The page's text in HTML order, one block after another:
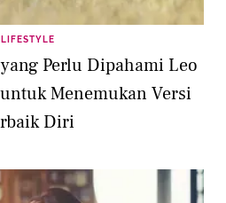
LIFESTYLE
Perlu Dipahami Leo
Menemukan Versi
Diri